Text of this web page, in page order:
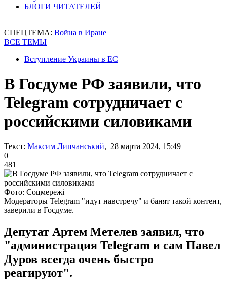
БЛОГИ ЧИТАТЕЛЕЙ
СПЕЦТЕМА: Война в Иране
ВСЕ ТЕМЫ
Вступление Украины в ЕС
В Госдуме РФ заявили, что
Telegram сотрудничает с
российскими силовиками
Текст: Максим Липчанський, 28 марта 2024, 15:49
0
481
Фото: Соцмережі
Модераторы Telegram "идут навстречу" и банят такой контент,
заверили в Госдуме.
Депутат Артем Метелев заявил, что
"администрация Telegram и сам Павел
Дуров всегда очень быстро
реагируют".